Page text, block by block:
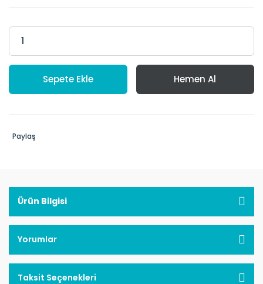
Sepete Ekle Hemen Al
Paylaş
Ürün Bilgisi
Yorumlar
Taksit Seçenekleri